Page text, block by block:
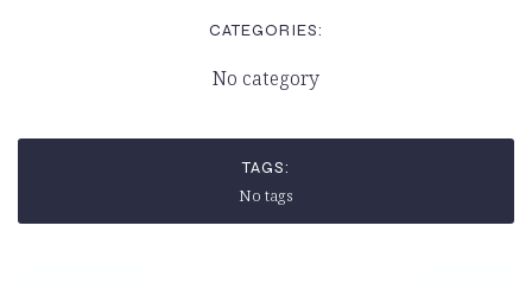
CATEGORIES:
No category
TAGS:
No tags